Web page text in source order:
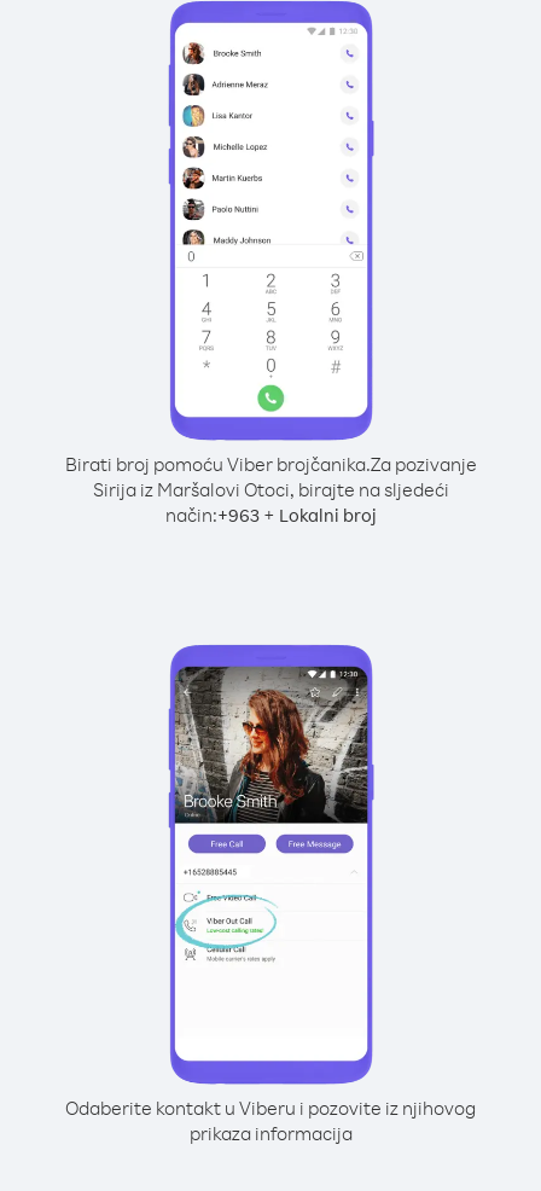
Birati broj pomoću Viber brojčanika.Za pozivanje
Sirija iz Maršalovi Otoci, birajte na sljedeći
način:+963+ Lokalni broj
Odaberite kontakt u Viberu i pozovite iz njihovog
prikaza informacija